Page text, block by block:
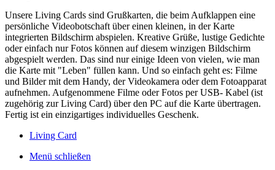
Unsere Living Cards sind Grußkarten, die beim Aufklappen eine
persönliche Videobotschaft über einen kleinen, in der Karte
integrierten Bildschirm abspielen. Kreative Grüße, lustige Gedichte
oder einfach nur Fotos können auf diesem winzigen Bildschirm
abgespielt werden. Das sind nur einige Ideen von vielen, wie man
die Karte mit "Leben" füllen kann. Und so einfach geht es: Filme
und Bilder mit dem Handy, der Videokamera oder dem Fotoapparat
aufnehmen. Aufgenommene Filme oder Fotos per USB- Kabel (ist
zugehörig zur Living Card) über den PC auf die Karte übertragen.
Fertig ist ein einzigartiges individuelles Geschenk.
Living Card
Menü schließen